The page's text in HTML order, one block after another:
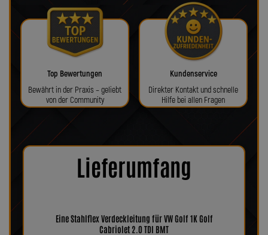
Top Bewertungen
Bewährt in der Praxis – geliebt
von der Community
Kundenservice
Direkter Kontakt und schnelle
Hilfe bei allen Fragen
Lieferumfang
Eine Stahlflex Verdeckleitung für VW Golf 1K Golf
Cabriolet 2.0 TDI BMT